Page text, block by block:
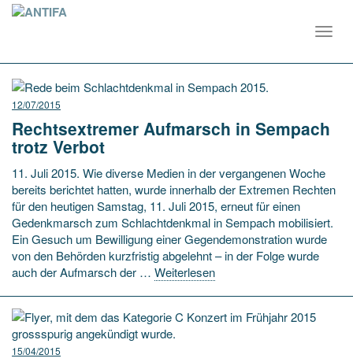
12/07/2015
Rechtsextremer Aufmarsch in Sempach
trotz Verbot
11. Juli 2015. Wie diverse Medien in der vergangenen Woche
bereits berichtet hatten, wurde innerhalb der Extremen Rechten
für den heutigen Samstag, 11. Juli 2015, erneut für einen
Gedenkmarsch zum Schlachtdenkmal in Sempach mobilisiert.
Ein Gesuch um Bewilligung einer Gegendemonstration wurde
von den Behörden kurzfristig abgelehnt – in der Folge wurde
auch der Aufmarsch der … Weiterlesen
15/04/2015